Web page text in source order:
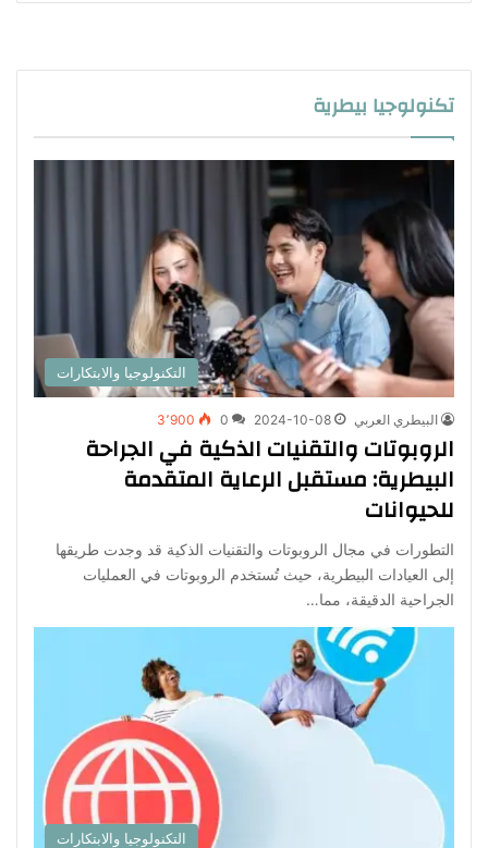
تكنولوجيا بيطرية
التكنولوجيا والابتكارات
البيطري العربي 2024-10-08
0 3٬900
الروبوتات والتقنيات الذكية في الجراحة
البيطرية: مستقبل الرعاية المتقدمة
للحيوانات
التطورات في مجال الروبوتات والتقنيات الذكية قد وجدت طريقها
إلى العيادات البيطرية، حيث تُستخدم الروبوتات في العمليات
الجراحية الدقيقة، مما…
التكنولوجيا والابتكارات